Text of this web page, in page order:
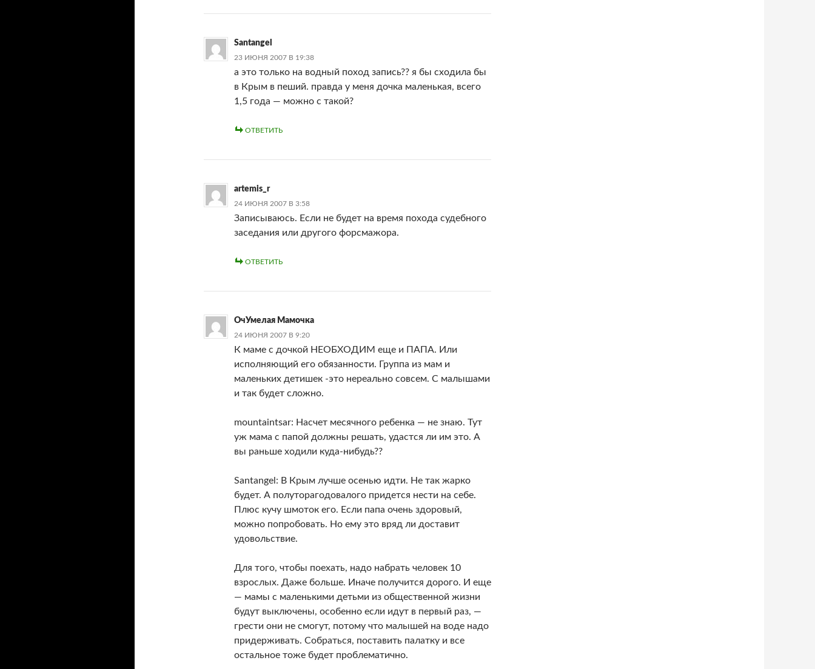
Santangel
23 ИЮНЯ 2007 В 19:38
а это только на водный поход запись?? я бы сходила бы
в Крым в пеший. правда у меня дочка маленькая, всего
1,5 года — можно с такой?
ОТВЕТИТЬ
artemis_r
24 ИЮНЯ 2007 В 3:58
Записываюсь. Если не будет на время похода судебного
заседания или другого форсмажора.
ОТВЕТИТЬ
ОчУмелая Мамочка
24 ИЮНЯ 2007 В 9:20
К маме с дочкой НЕОБХОДИМ еще и ПАПА. Или
исполняющий его обязанности. Группа из мам и
маленьких детишек -это нереально совсем. С малышами
и так будет сложно.
mountaintsar: Насчет месячного ребенка — не знаю. Тут
уж мама с папой должны решать, удастся ли им это. А
вы раньше ходили куда-нибудь??
Santangel: В Крым лучше осенью идти. Не так жарко
будет. А полуторагодовалого придется нести на себе.
Плюс кучу шмоток его. Если папа очень здоровый,
можно попробовать. Но ему это вряд ли доставит
удовольствие.
Для того, чтобы поехать, надо набрать человек 10
взрослых. Даже больше. Иначе получится дорого. И еще
— мамы с маленькими детьми из общественной жизни
будут выключены, особенно если идут в первый раз, —
грести они не смогут, потому что малышей на воде надо
придерживать. Собраться, поставить палатку и все
остальное тоже будет проблематично.